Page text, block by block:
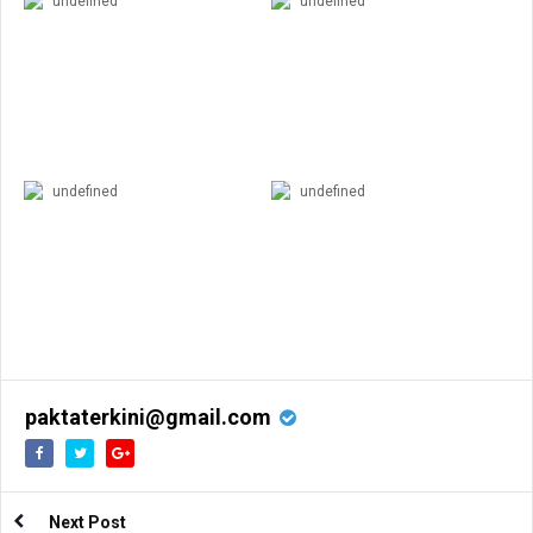
undefined undefined
paktaterkini@gmail.com
Next Post